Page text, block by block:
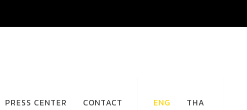
PRESS CENTER CONTACT ENG THA